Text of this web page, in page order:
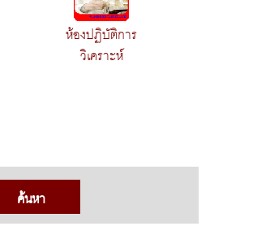
ห้องปฏิบัติการ
วิเคราะห์